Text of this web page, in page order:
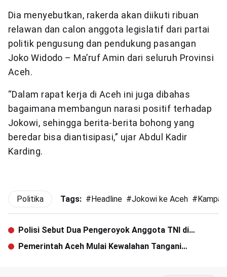
Dia menyebutkan, rakerda akan diikuti ribuan
relawan dan calon anggota legislatif dari partai
politik pengusung dan pendukung pasangan
Joko Widodo – Ma’ruf Amin dari seluruh Provinsi
Aceh.
“Dalam rapat kerja di Aceh ini juga dibahas
bagaimana membangun narasi positif terhadap
Jokowi, sehingga berita-berita bohong yang
beredar bisa diantisipasi,” ujar Abdul Kadir
Karding.
Politika Tags: #Headline #Jokowi ke Aceh #
Polisi Sebut Dua Pengeroyok Anggota TNI di
Ciracas adalah Sepasang Suami Istri
Pemerintah Aceh Mulai Kewalahan Tangani